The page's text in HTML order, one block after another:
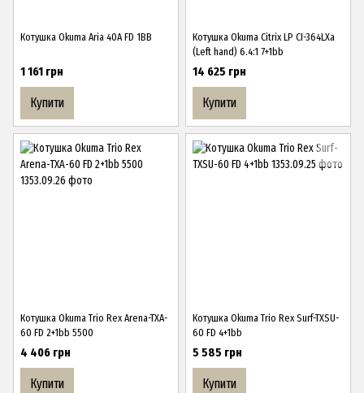
Котушка Okuma Aria 40A FD 1BB
1 161 грн
Купити
Котушка Okuma Citrix LP CI-364LXa
(Left hand) 6.4:1 7+1bb
14 625 грн
Купити
Котушка Okuma Trio Rex Arena-TXA-
60 FD 2+1bb 5500
4 406 грн
Купити
Котушка Okuma Trio Rex Surf-TXSU-
60 FD 4+1bb
5 585 грн
Купити